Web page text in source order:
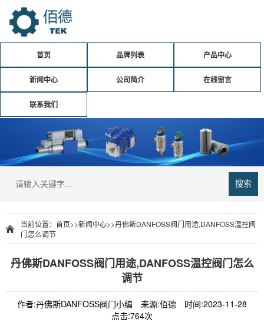
首页 品牌列表 产品中心
新闻中心 公司简介 在线留言
联系我们
搜索
当前位置： 首页>>新闻中心>>丹佛斯DANFOSS阀门用途,DANFOSS温控阀
门怎么调节
丹佛斯DANFOSS阀门用途,DANFOSS温控阀门怎么
调节
作者:丹佛斯DANFOSS阀门小编 来源:佰德
时间:2023-11-28
点击:764次